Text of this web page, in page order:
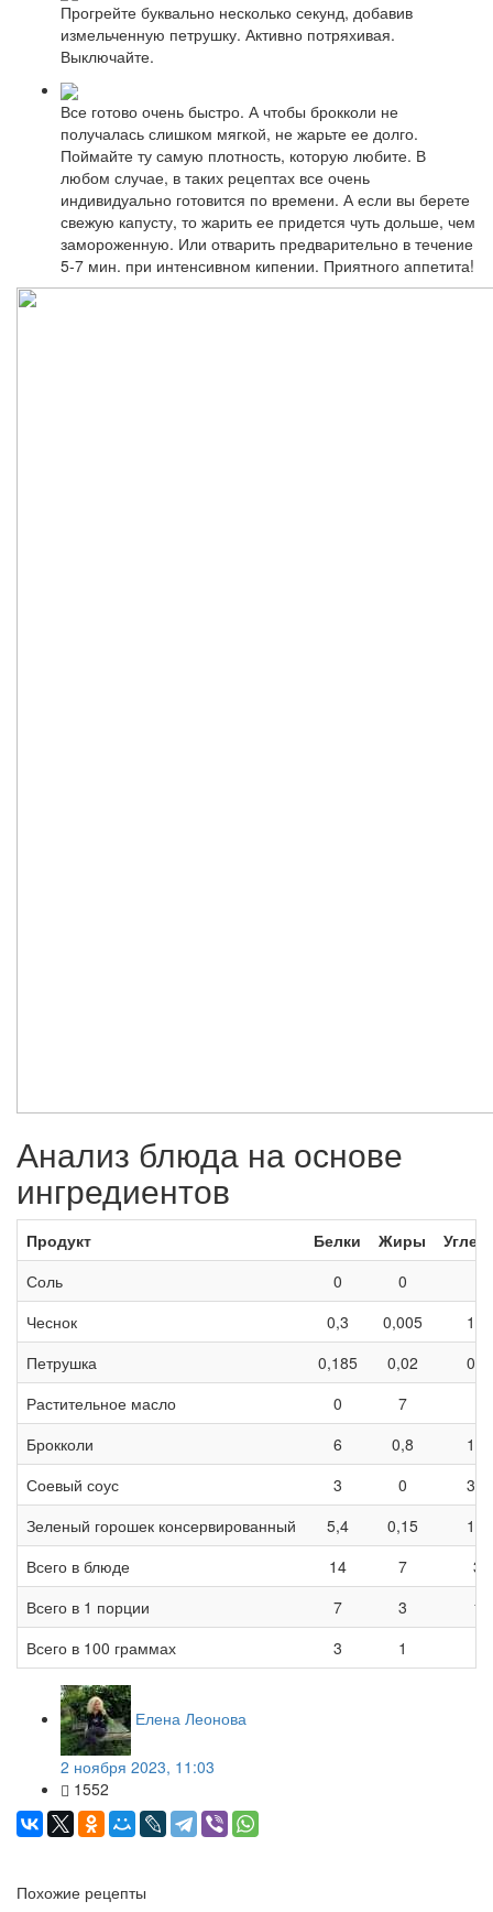
Прогрейте буквально несколько секунд, добавив
измельченную петрушку. Активно потряхивая.
Выключайте.
Все готово очень быстро. А чтобы брокколи не
получалась слишком мягкой, не жарьте ее долго.
Поймайте ту самую плотность, которую любите. В
любом случае, в таких рецептах все очень
индивидуально готовится по времени. А если вы берете
свежую капусту, то жарить ее придется чуть дольше, чем
замороженную. Или отварить предварительно в течение
5-7 мин. при интенсивном кипении. Приятного аппетита!
Анализ блюда на основе
ингредиентов
Продукт Белки Жиры
Соль
0 0
Чеснок
0,3 0,005
Петрушка
0,185 0,02
Растительное масло
0 7
Брокколи
6 0,8
Соевый соус
3 0
Зеленый горошек консервированный
5,4 0,15
Всего в блюде
14 7
30
Всего в 1 порции
7 3
15
Всего в 100 граммах
3 1
Елена Леонова
2 ноября 2023, 11:03
1552
Похожие рецепты